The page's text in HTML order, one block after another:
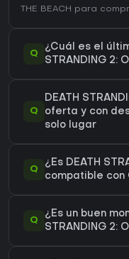
THE BEACH para
Q
¿Cuál es el
STRANDING 2:
Q
DEATH
oferta y con
solo lugar
Q
¿Es DEATH
compatible con
Q
¿Es un buen
STRANDING 2: